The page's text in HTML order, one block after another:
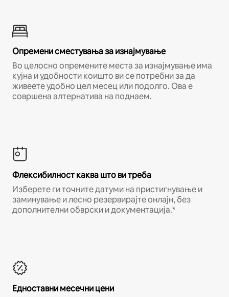
Опремени сместувања за изнајмување
Во целосно опремените места за изнајмување има
кујна и удобности коишто ви се потребни за да
живеете удобно цел месец или подолго. Ова е
совршена алтернатива на поднаем.
Флексибилност каква што ви треба
Изберете ги точните датуми на пристигнување и
заминување и лесно резервирајте онлајн, без
дополнителни обврски и документација.*
Едноставни месечни цени